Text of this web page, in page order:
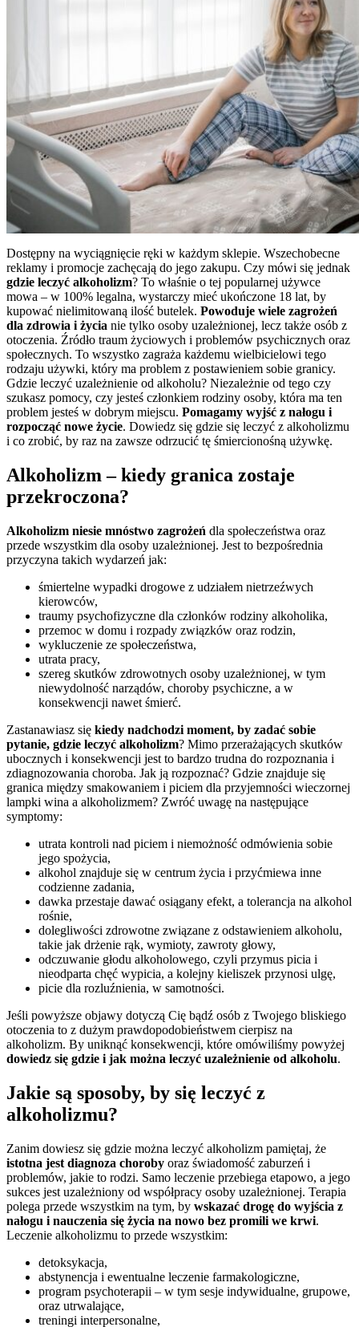
Dostępny na wyciągnięcie ręki w każdym sklepie. Wszechobecne
reklamy i promocje zachęcają do jego zakupu. Czy mówi się jednak
gdzie leczyć alkoholizm? To właśnie o tej popularnej używce
mowa – w 100% legalna, wystarczy mieć ukończone 18 lat, by
kupować nielimitowaną ilość butelek. Powoduje wiele zagrożeń
dla zdrowia i życia nie tylko osoby uzależnionej, lecz także osób z
otoczenia. Źródło traum życiowych i problemów psychicznych oraz
społecznych. To wszystko zagraża każdemu wielbicielowi tego
rodzaju używki, który ma problem z postawieniem sobie granicy.
Gdzie leczyć uzależnienie od alkoholu? Niezależnie od tego czy
szukasz pomocy, czy jesteś członkiem rodziny osoby, która ma ten
problem jesteś w dobrym miejscu. Pomagamy wyjść z nałogu i
rozpocząć nowe życie. Dowiedz się gdzie się leczyć z alkoholizmu
i co zrobić, by raz na zawsze odrzucić tę śmiercionośną używkę.
Alkoholizm – kiedy granica zostaje
przekroczona?
Alkoholizm niesie mnóstwo zagrożeń dla społeczeństwa oraz
przede wszystkim dla osoby uzależnionej. Jest to bezpośrednia
przyczyna takich wydarzeń jak:
śmiertelne wypadki drogowe z udziałem nietrzeźwych
kierowców,
traumy psychofizyczne dla członków rodziny alkoholika,
przemoc w domu i rozpady związków oraz rodzin,
wykluczenie ze społeczeństwa,
utrata pracy,
szereg skutków zdrowotnych osoby uzależnionej, w tym
niewydolność narządów, choroby psychiczne, a w
konsekwencji nawet śmierć.
Zastanawiasz się kiedy nadchodzi moment, by zadać sobie
pytanie, gdzie leczyć alkoholizm? Mimo przerażających skutków
ubocznych i konsekwencji jest to bardzo trudna do rozpoznania i
zdiagnozowania choroba. Jak ją rozpoznać? Gdzie znajduje się
granica między smakowaniem i piciem dla przyjemności wieczornej
lampki wina a alkoholizmem? Zwróć uwagę na następujące
symptomy:
utrata kontroli nad piciem i niemożność odmówienia sobie
jego spożycia,
alkohol znajduje się w centrum życia i przyćmiewa inne
codzienne zadania,
dawka przestaje dawać osiągany efekt, a tolerancja na alkohol
rośnie,
dolegliwości zdrowotne związane z odstawieniem alkoholu,
takie jak drżenie rąk, wymioty, zawroty głowy,
odczuwanie głodu alkoholowego, czyli przymus picia i
nieodparta chęć wypicia, a kolejny kieliszek przynosi ulgę,
picie dla rozluźnienia, w samotności.
Jeśli powyższe objawy dotyczą Cię bądź osób z Twojego bliskiego
otoczenia to z dużym prawdopodobieństwem cierpisz na
alkoholizm. By uniknąć konsekwencji, które omówiliśmy powyżej
dowiedz się gdzie i jak można leczyć uzależnienie od alkoholu.
Jakie są sposoby, by się leczyć z
alkoholizmu?
Zanim dowiesz się gdzie można leczyć alkoholizm pamiętaj, że
istotna jest diagnoza choroby oraz świadomość zaburzeń i
problemów, jakie to rodzi. Samo leczenie przebiega etapowo, a jego
sukces jest uzależniony od współpracy osoby uzależnionej. Terapia
polega przede wszystkim na tym, by wskazać drogę do wyjścia z
nałogu i nauczenia się życia na nowo bez promili we krwi.
Leczenie alkoholizmu to przede wszystkim:
detoksykacja,
abstynencja i ewentualne leczenie farmakologiczne,
program psychoterapii – w tym sesje indywidualne, grupowe,
oraz utrwalające,
treningi interpersonalne,